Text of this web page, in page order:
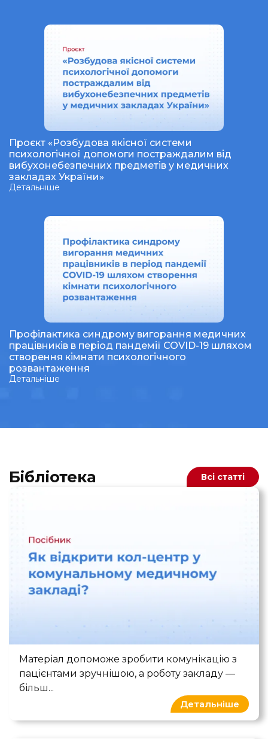
Проєкт «Розбудова якісної системи
психологічної допомоги постраждалим від
вибухонебезпечних предметів у медичних
закладах України»
Детальніше
Профілактика синдрому вигорання медичних
працівників в період пандемії COVID-19 шляхом
створення кімнати психологічного
розвантаження
Детальніше
Бібліотека Всі статті
Як відкрити кол-центр у
Матеріал допоможе зробити комунікацію з
пацієнтами зручнішою, а роботу закладу —
більш...
Детальніше